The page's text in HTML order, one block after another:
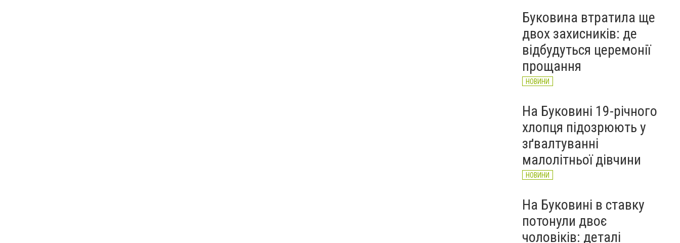
Буковина втратила ще
двох захисників: де
відбудуться церемонії
прощання
НОВИНИ
На Буковині 19-річного
хлопця підозрюють у
зґвалтуванні
малолітньої дівчини
НОВИНИ
На Буковині в ставку
потонули двоє
чоловіків: деталі